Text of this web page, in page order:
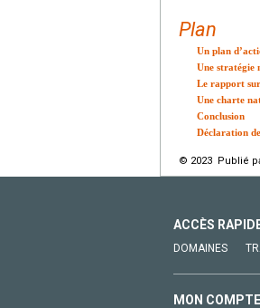
Plan
Un plan
Une stratégie
Le rapport
Une charte
Conclusion
Déclaration
© 2023 Publié
ACCÈS
DOMAINES
MON COMPTE